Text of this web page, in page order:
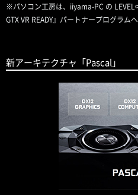
※パソコン工房は、iiyama-PC の
GTX VR READY』パートナープログラム
新アーキテクチャ「Pascal」